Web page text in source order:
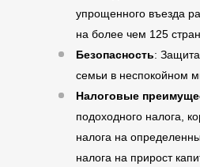
упрощенного въезда
на более чем 125
Безопасность:
семьи в неспокойном
Налоговые
подоходного налога,
налога на
налога на прирост